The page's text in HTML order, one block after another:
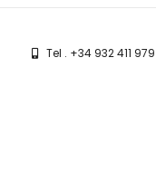
Tel . +34 932 411 979